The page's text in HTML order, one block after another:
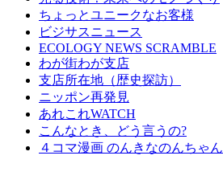
ちょっとユニークなお客様
ビジサスニュース
ECOLOGY NEWS SCRAMBLE
わが街わが支店
支店所在地（歴史探訪）
ニッポン再発見
あれこれWATCH
こんなとき、どう言うの?
４コマ漫画 のんきなのんちゃん